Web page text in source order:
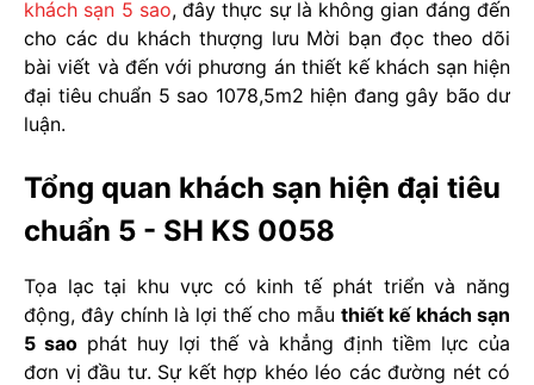
khách sạn 5 sao, đây thực sự là không gian đáng đến
cho các du khách thượng lưu Mời bạn đọc theo dõi
bài viết và đến với phương án thiết kế khách sạn hiện
đại tiêu chuẩn 5 sao 1078,5m2 hiện đang gây bão dư
luận.
Tổng quan khách sạn hiện đại tiêu
chuẩn 5 - SH KS 0058
Tọa lạc tại khu vực có kinh tế phát triển và năng
động, đây chính là lợi thế cho mẫu thiết kế khách sạn
5 sao phát huy lợi thế và khẳng định tiềm lực của
đơn vị đầu tư. Sự kết hợp khéo léo các đường nét có